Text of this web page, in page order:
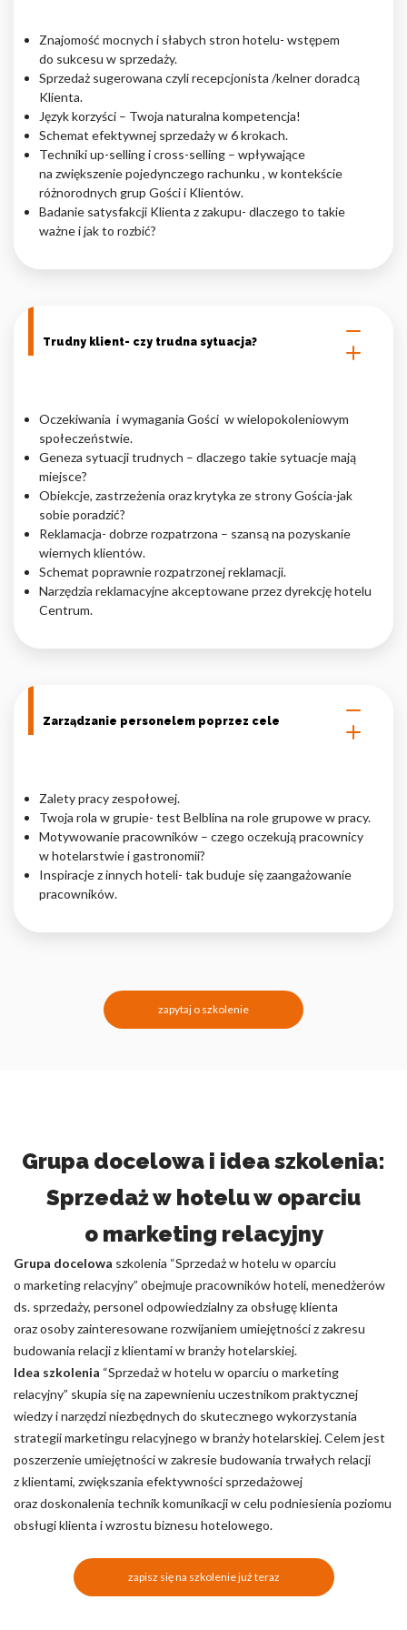
Znajomość mocnych i słabych stron hotelu- wstępem
do sukcesu w sprzedaży.
Sprzedaż sugerowana czyli recepcjonista /kelner doradcą
Klienta.
Język korzyści – Twoja naturalna kompetencja!
Schemat efektywnej sprzedaży w 6 krokach.
Techniki up-selling i cross-selling – wpływające
na zwiększenie pojedynczego rachunku , w kontekście
różnorodnych grup Gości i Klientów.
Badanie satysfakcji Klienta z zakupu- dlaczego to takie
ważne i jak to rozbić?
Trudny klient- czy trudna sytuacja?
Oczekiwania i wymagania Gości w wielopokoleniowym
społeczeństwie.
Geneza sytuacji trudnych – dlaczego takie sytuacje mają
miejsce?
Obiekcje, zastrzeżenia oraz krytyka ze strony Gościa-jak
sobie poradzić?
Reklamacja- dobrze rozpatrzona – szansą na pozyskanie
wiernych klientów.
Schemat poprawnie rozpatrzonej reklamacji.
Narzędzia reklamacyjne akceptowane przez dyrekcję hotelu
Centrum.
Zarządzanie personelem poprzez cele
Zalety pracy zespołowej.
Twoja rola w grupie- test Belblina na role grupowe w pracy.
Motywowanie pracowników – czego oczekują pracownicy
w hotelarstwie i gastronomii?
Inspiracje z innych hoteli- tak buduje się zaangażowanie
pracowników.
zapytaj o szkolenie
Grupa docelowa i idea szkolenia:
Sprzedaż w hotelu w oparciu
o marketing relacyjny
Grupa docelowa szkolenia “Sprzedaż w hotelu w oparciu
o marketing relacyjny” obejmuje pracowników hoteli, menedżerów
ds. sprzedaży, personel odpowiedzialny za obsługę klienta
oraz osoby zainteresowane rozwijaniem umiejętności z zakresu
budowania relacji z klientami w branży hotelarskiej.
Idea szkolenia “Sprzedaż w hotelu w oparciu o marketing
relacyjny” skupia się na zapewnieniu uczestnikom praktycznej
wiedzy i narzędzi niezbędnych do skutecznego wykorzystania
strategii marketingu relacyjnego w branży hotelarskiej. Celem jest
poszerzenie umiejętności w zakresie budowania trwałych relacji
z klientami, zwiększania efektywności sprzedażowej
oraz doskonalenia technik komunikacji w celu podniesienia poziomu
obsługi klienta i wzrostu biznesu hotelowego.
zapisz się na szkolenie już teraz
klasyfikowania, wraz z dostawcami poszczególnych ciasteczek.
Zapisz moje preferencje
Akceptuj wszystko